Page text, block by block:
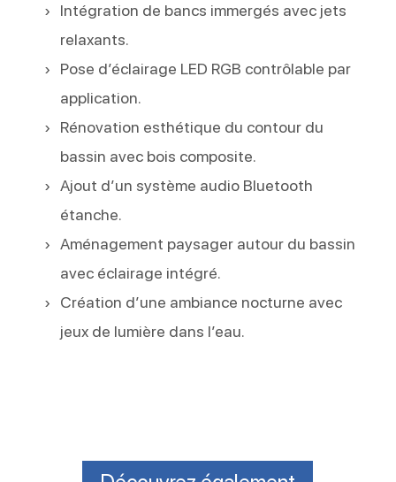
Intégration de bancs immergés avec jets
relaxants.
Pose d’éclairage LED RGB contrôlable par
application.
Rénovation esthétique du contour du
bassin avec bois composite.
Ajout d’un système audio Bluetooth
étanche.
Aménagement paysager autour du bassin
avec éclairage intégré.
Création d’une ambiance nocturne avec
jeux de lumière dans l’eau.